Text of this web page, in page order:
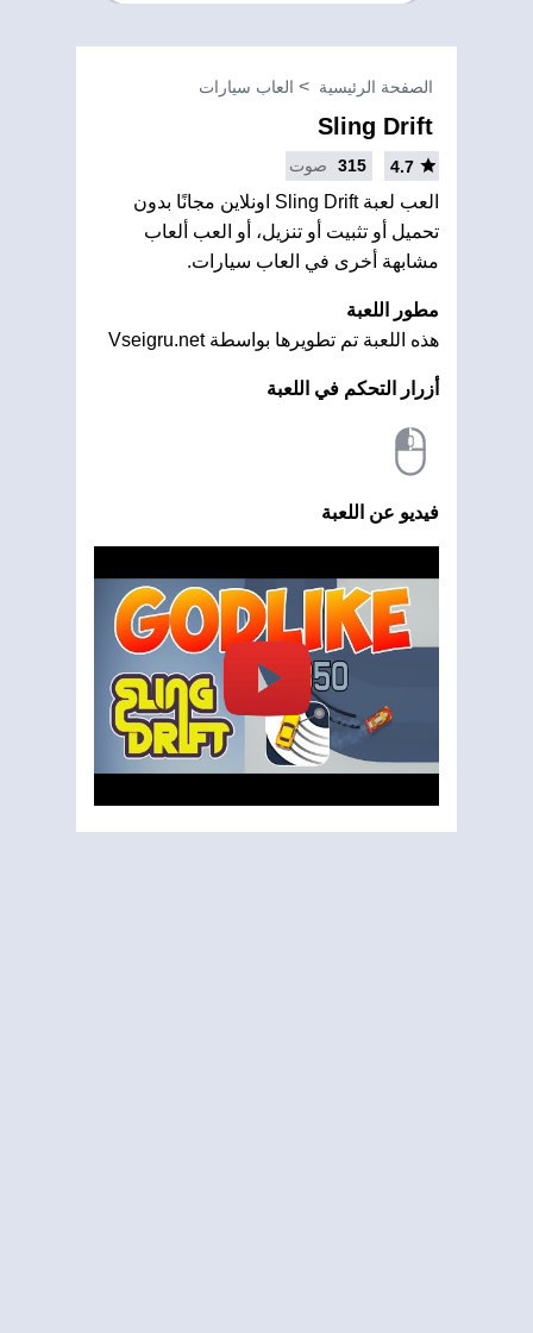
الصفحة الرئيسية العاب سيارات
Sling Drift
4.7
315 صوت
العب لعبة Sling Drift اونلاين مجانًا بدون
تحميل أو تثبيت أو تنزيل، أو العب ألعاب
مشابهة أخرى في العاب سيارات.
مطور اللعبة
هذه اللعبة تم تطويرها بواسطة Vseigru.net
أزرار التحكم في اللعبة
فيديو عن اللعبة